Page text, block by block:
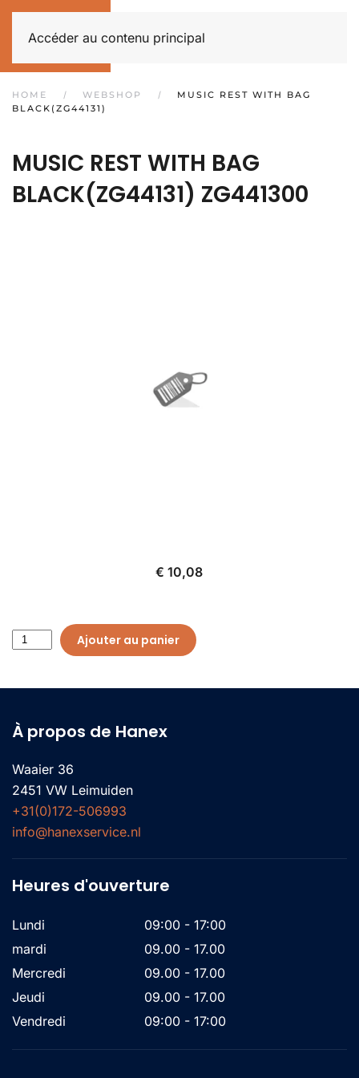
Accéder au contenu principal
HOME WEBSHOP
MUSIC REST WITH BAG
BLACK(ZG44131)
MUSIC REST WITH BAG
BLACK(ZG44131) ZG441300
€ 10,08
Ajouter au panier
À propos de Hanex
Waaier 36
2451 VW Leimuiden
+31(0)172-506993
info@hanexservice.nl
Heures d'ouverture
Lundi
09:00 - 17:00
mardi
09.00 - 17.00
Mercredi
09.00 - 17.00
Jeudi
09.00 - 17.00
Vendredi
09:00 - 17:00